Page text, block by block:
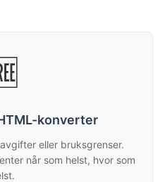
konverter
eller bruksgrenser.
når som helst, hvor som